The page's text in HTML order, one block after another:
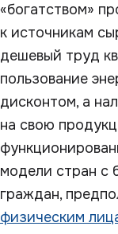
«богатством»
к источникам
дешевый труд
пользование
дисконтом, а
на свою
модели стран с
граждан,
физическим